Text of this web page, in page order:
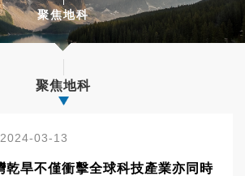
聚焦地科
聚焦地科
2024-03-13
乾旱不僅衝擊全球科技產業亦同時